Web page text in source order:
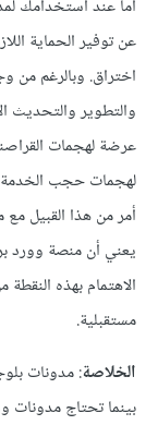
أما عند استخدامك
عن توفير الحماية
اختراق. وبالرغم من
والتطوير والتحديث
عرضة لهجمات
أمر من هذا القبيل
يعني أن منصة وورد
الاهتمام بهذه
مستقبلية.
الخلاصة: مدونات
بينما تحتاج مدونات